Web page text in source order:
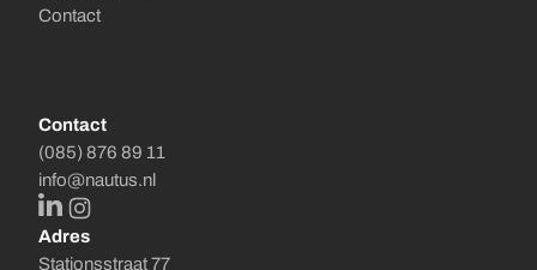
Contact
Contact
(085) 876 89 11
info@nautus.nl
LinkedInInstagram
Adres
Stationsstraat 77